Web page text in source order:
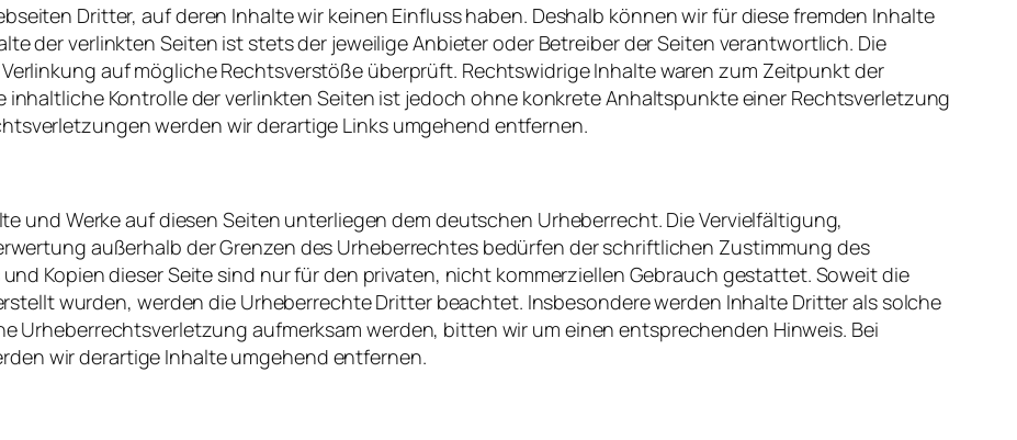
Dritter,aufderen Inhaltewir keinen Einflusshaben. Deshalb könnenwirfürdiesefremden Inhalte
derverlinkten Seiten ist stetsder jeweiligeAnbieteroder BetreiberderSeiten verantwortlich. Die
Verlinkung aufmöglicheRechtsverstöße überprüft. RechtswidrigeInhaltewaren zum Zeitpunktder
inhaltliche Kontrollederverlinkten Seiten ist jedoch ohne konkreteAnhaltspunkteeiner Rechtsverletzung
werden wirderartige Links umgehend entfernen.
und Werkeaufdiesen Seiten unterliegen dem deutschen Urheberrecht. DieVervielfältigung,
außerhalb derGrenzen des Urheberrechtes bedürfen derschriftlichen Zustimmung des
und KopiendieserSeite sind nurfürden privaten, nicht kommerziellen Gebrauch gestattet. Soweitdie
wurden, werden die UrheberrechteDritter beachtet. Insbesonderewerden Inhalte Dritterals solche
Urheberrechtsverletzung aufmerksam werden, bitten wir um einen entsprechenden Hinweis. Bei
wirderartige Inhalteumgehend entfernen.